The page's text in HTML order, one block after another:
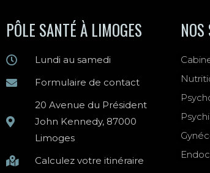
PÔLE SANTÉ À LIMOGES
Lundi au samedi
Formulaire de contact
20 Avenue du Président
John Kennedy, 87000
Limoges
Calculez votre itinéraire